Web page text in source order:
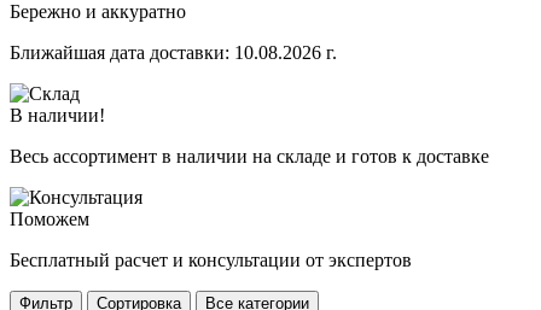
Бережно и аккуратно
Ближайшая дата доставки: 10.08.2026 г.
В наличии!
Весь ассортимент в наличии на складе и готов к доставке
Поможем
Бесплатный расчет и консультации от экспертов
Фильтр Сортировка Все категории